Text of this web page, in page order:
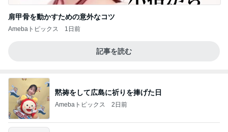
肩甲骨を動かすための意外なコツ
Amebaトピックス 1日前
記事を読む
黙祷をして広島に祈りを捧げた日
Amebaトピックス 2日前